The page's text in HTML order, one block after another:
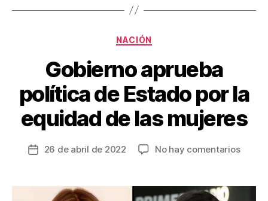
o
tir
Categorías
NACIÓN
Gobierno aprueba
política de Estado por la
equidad de las mujeres
Fecha
entrada
26 de abril de 2022 No hay comentariosen